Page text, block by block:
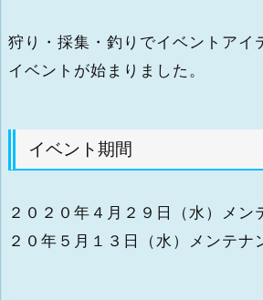
狩り・採集・釣りでイベントアイ
イベントが始まりました。
イベント期間
２０２０年４月２９日（水）メン
２０年５月１３日（水）メンテナ